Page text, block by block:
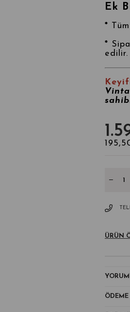
Ek
*
*
edilir.
ÜRÜN
ÖDEME